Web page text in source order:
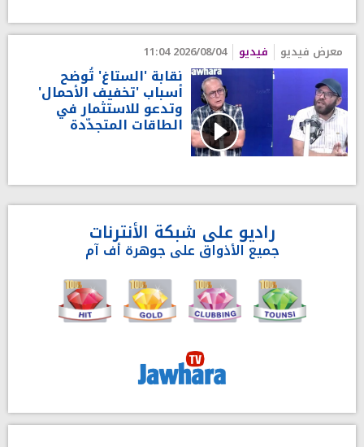
معرض فيديو فيديو 2026/08/04 11:04
نقابة 'الستاغ' تُوضح
أسباب 'تخفيف الأحمال'
وتدعو للاستثمار في
الطاقات المتجدّدة
راديو على شبكة الأنترنات
جميع الأذواق على جوهرة أف آم